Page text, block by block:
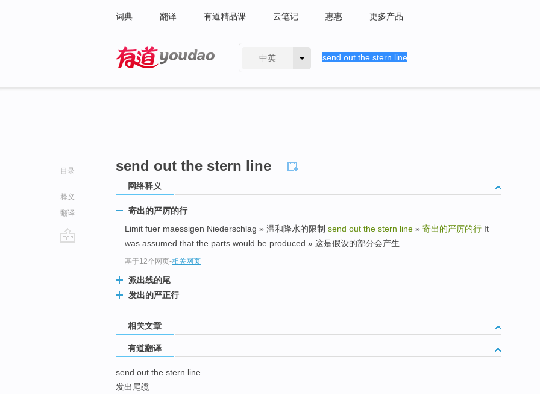
词典 翻译 有道精品课 云笔记 惠惠 更多产品
中英
目录
释义
翻译
send out the stern line
网络释义
寄出的严厉的行
Limit fuer maessigen Niederschlag » 温和降水的限制 send out the stern line » 寄出的严厉的行 It
was assumed that the parts would be produced » 这是假设的部分会产生 ..
基于12个网页-相关网页
派出线的尾
发出的严正行
相关文章
有道翻译
send out the stern line
发出尾缆